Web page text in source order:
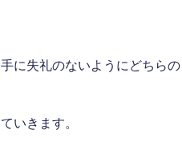
に失礼のないようにどちらの
いきます。